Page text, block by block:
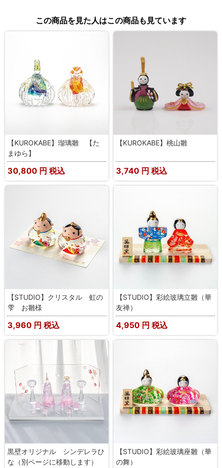
この商品を見た人はこの商品も見ています
【KUROKABE】瑠璃雛 【た
まゆら】
30,800 円 税込
【KUROKABE】桃山雛
3,740 円 税込
【STUDIO】クリスタル 虹の
雫 お雛様
3,960 円 税込
【STUDIO】彩絵玻璃立雛（華
友禅）
4,950 円 税込
黒壁オリジナル シンデレラひ
な（別ページに移動します）
【STUDIO】彩絵玻璃座雛（華
の舞）